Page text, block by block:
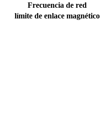
Frecuencia de red
límite de enlace magnético